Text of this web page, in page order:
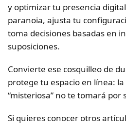
y optimizar tu presencia
paranoia, ajusta tu
toma decisiones basadas en
suposiciones.
Convierte ese cosquilleo de
protege tu espacio en línea:
“misteriosa” no te tomará por
Si quieres conocer otros